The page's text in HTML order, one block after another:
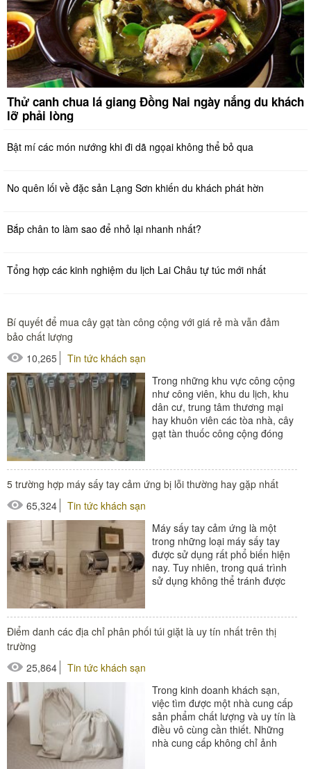
Thử canh chua lá giang Đồng Nai ngày nắng du khách
lỡ phải lòng
Bật mí các món nướng khi đi dã ngọai không thể bỏ qua
No quên lối về đặc sản Lạng Sơn khiến du khách phát hờn
Bắp chân to làm sao để nhỏ lại nhanh nhất?
Tổng hợp các kinh nghiệm du lịch Lai Châu tự túc mới nhất
Bí quyết để mua cây gạt tàn công cộng với giá rẻ mà vẫn đảm
bảo chất lượng
10,265
Tin tức khách sạn
Trong những khu vực công cộng
như công viên, khu du lịch, khu
dân cư, trung tâm thương mại
hay khuôn viên các tòa nhà, cây
gạt tàn thuốc công cộng đóng
5 trường hợp máy sấy tay cảm ứng bị lỗi thường hay gặp nhất
65,324
Tin tức khách sạn
Máy sấy tay cảm ứng là một
trong những loại máy sấy tay
được sử dụng rất phổ biến hiện
nay. Tuy nhiên, trong quá trình
sử dụng không thể tránh được
#máy sấy tay
Điểm danh các địa chỉ phân phối túi giặt là uy tín nhất trên thị
trường
25,864
Tin tức khách sạn
Trong kinh doanh khách sạn,
việc tìm được một nhà cung cấp
sản phẩm chất lượng và uy tín là
điều vô cùng cần thiết. Những
nhà cung cấp không chỉ ảnh